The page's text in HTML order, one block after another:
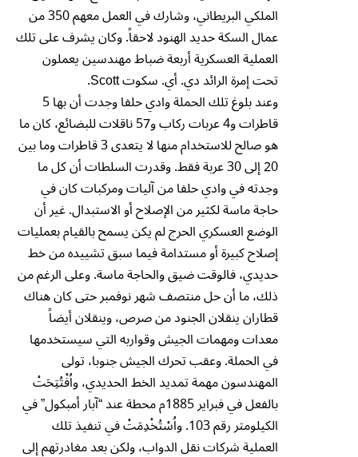
الملكي البريطاني، وشارك في العمل معهم 350 من
عمال السكة حديد الهنود لاحقاً. وكان يشرف على تلك
العملية العسكرية أربعة ضباط مهندسين يعملون
تحت إمرة الرائد دي. أي. سكوت Scott.
وعند بلوغ تلك الحملة وادي حلفا وجدت أن بها 5
قاطرات و4 عربات ركاب و57 ناقلات للبضائع، كان ما
هو صالح للاستخدام منها لا يتعدى 3 قاطرات وما بين
20 إلى 30 عربة فقط. وقدرت السلطات أن كل ما
وجدته في وادي حلفا من آليات ومركبات كان في
حاجة ماسة لكثير من الإصلاح أو الاستبدال. غير أن
الوضع العسكري الحرج لم يكن يسمح بالقيام بعمليات
إصلاح كبيرة أو مستدامة فيما سبق تشييده من خط
حديدي، فالوقت ضيق والحاجة ماسة. وعلى الرغم من
ذلك، ما أن حل منتصف شهر نوفمبر حتى كان هناك
قطاران ينقلان الجنود من صرص، وينقلان أيضاً
معدات ومهمات الجيش وقواربه التي سيستخدمها
في الحملة. وعقب تحرك الجيش جنوبا، تولى
المهندسون مهمة تمديد الخط الحديدي، واُفْتُتِحَتْ
بالفعل في فبراير 1885م محطة عند “آبار أمبكول” في
الكيلومتر رقم 103. واُسْتُخْدِمَتْ في تنفيذ تلك
العملية شركات نقل الدواب، ولكن بعد مغادرتهم إلى